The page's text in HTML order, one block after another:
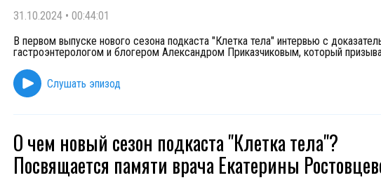
31.10.2024 • 00:44:01
В первом выпуске нового сезона подкаста "Клетка тела" интервью с
гастроэнтерологом и блогером Александром Приказчиковым, который
Слушать эпизод
О чем новый сезон подкаста "Клетка тела"?
Посвящается памяти врача Екатерины